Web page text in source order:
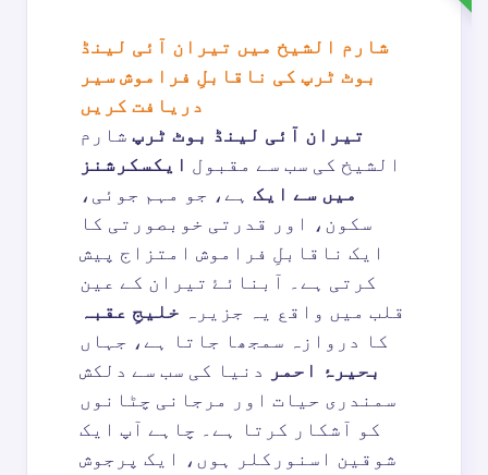
شارم الشيخ میں تیران آئی لینڈ
بوٹ ٹرپ کی ناقابلِ فراموش سیر
دریافت کریں
تیران آئی لینڈ بوٹ ٹرپ شارم
الشيخ کی سب سے مقبول ایکسکرشنز
میں سے ایک ہے، جو مہم جوئی،
سکون، اور قدرتی خوبصورتی کا
ایک ناقابلِ فراموش امتزاج پیش
کرتی ہے۔ آبنائۓ تیران کے عین
قلب میں واقع یہ جزیرہ خلیجِ عقبہ
کا دروازہ سمجھا جاتا ہے، جہاں
بحیرۂ احمر
دنیا کی سب سے دلکش
سمندری حیات اور مرجانی چٹانوں
کو آشکار کرتا ہے۔ چاہے آپ ایک
شوقین اسنورکلر ہوں، ایک پرجوش